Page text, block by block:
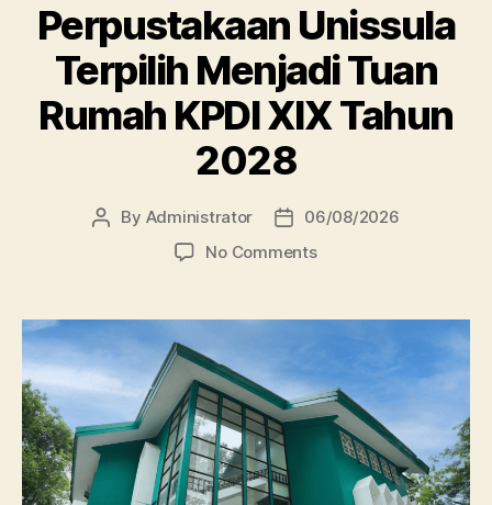
Perpustakaan Unissula
Terpilih Menjadi Tuan
Rumah KPDI XIX Tahun
2028
Post
By Administrator
Post
date
06/08/2026
No Commentson
Terpilih
Rumah
KPDI
XIX
Tahun
2028